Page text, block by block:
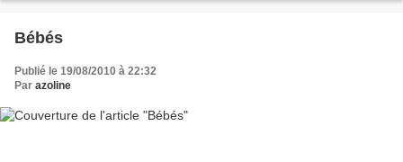
Bébés
Publié le 19/08/2010 à 22:32
Par azoline